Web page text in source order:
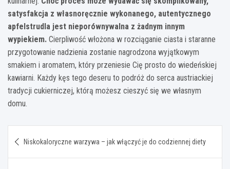
satysfakcja z własnoręcznie wykonanego, autentycznego
apfelstrudla jest nieporównywalna z żadnym innym
wypiekiem. Cierpliwość włożona w rozciąganie ciasta i staranne
przygotowanie nadzienia zostanie nagrodzona wyjątkowym
smakiem i aromatem, który przeniesie Cię prosto do wiedeńskiej
kawiarni. Każdy kęs tego deseru to podróż do serca austriackiej
tradycji cukierniczej, którą możesz cieszyć się we własnym
domu.
wpisu
Niskokaloryczne warzywa – jak włączyć je do codziennej diety